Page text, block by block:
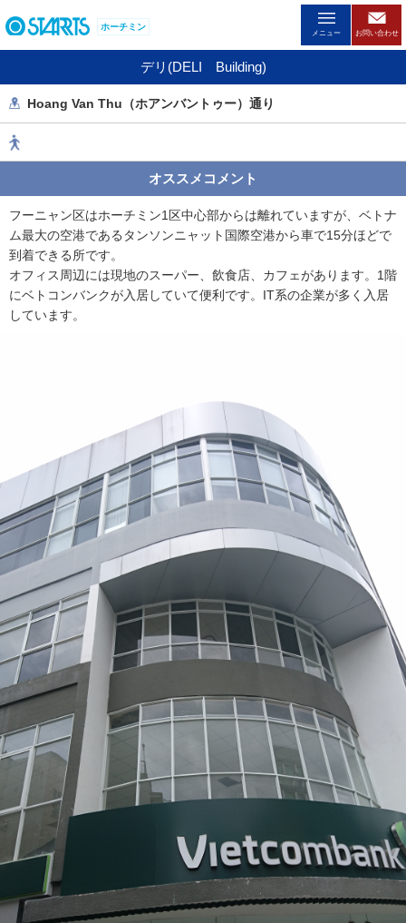
ー
ジ
移
す
め
リ
ン
ク
で
し
ま
す
本
文
移
動
し
ま
す
ッ
タ
報
移
ホーチミン
メニュー お問い合わせ
デリ(DELI Building)
Hoang Van Thu（ホアンバントゥー）通り
オススメコメント
フーニャン区はホーチミン1区中心部からは離れていますが、ベトナ
ム最大の空港であるタンソンニャット国際空港から車で15分ほどで
到着できる所です。
オフィス周辺には現地のスーパー、飲食店、カフェがあります。1階
にベトコンバンクが入居していて便利です。IT系の企業が多く入居
しています。